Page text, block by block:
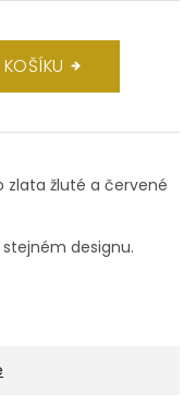
zlata žluté a červené
designu.